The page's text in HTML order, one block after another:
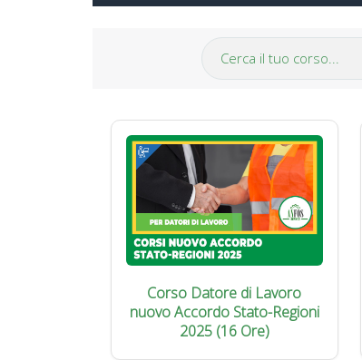
Corso Datore di Lavoro
nuovo Accordo Stato-Regioni
2025 (16 Ore)